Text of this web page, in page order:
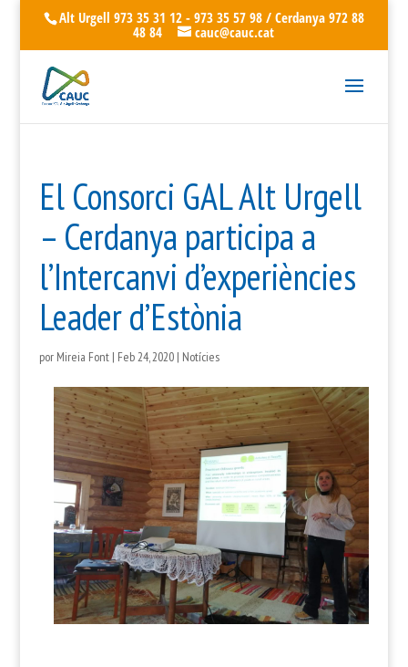
Alt Urgell 973 35 31 12 - 973 35 57 98 / Cerdanya 972 88
48 84
cauc@cauc.cat
El Consorci GAL Alt Urgell
– Cerdanya participa a
l’Intercanvi d’experiències
Leader d’Estònia
por Mireia Font| Feb 24, 2020| Notícies